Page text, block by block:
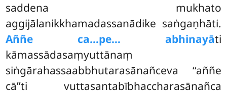
saddena mukhato
aggijālanikkhamadassanādike saṅgaṇhāti.
Aññe ca…pe… abhinayāti
kāmassādasaṃyuttānaṃ
siṅgārahassaabbhutarasānañceva ‘‘aññe
cā’’ti vuttasantabībhaccharasānañca